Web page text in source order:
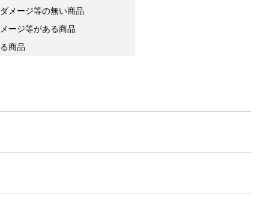
メージ等の無い商品
ージ等がある商品
商品